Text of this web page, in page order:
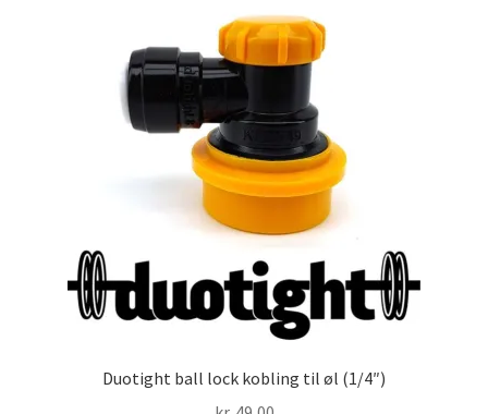
Duotight ball lock kobling til øl (1/4″)